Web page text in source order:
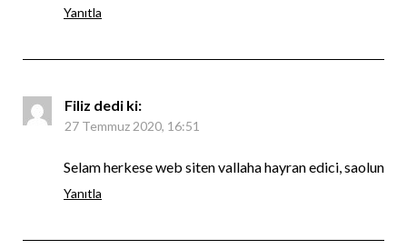
Yanıtla
Filiz dedi ki:
27 Temmuz 2020, 16:51
Selam herkese web siten vallaha hayran edici, saolun
Yanıtla